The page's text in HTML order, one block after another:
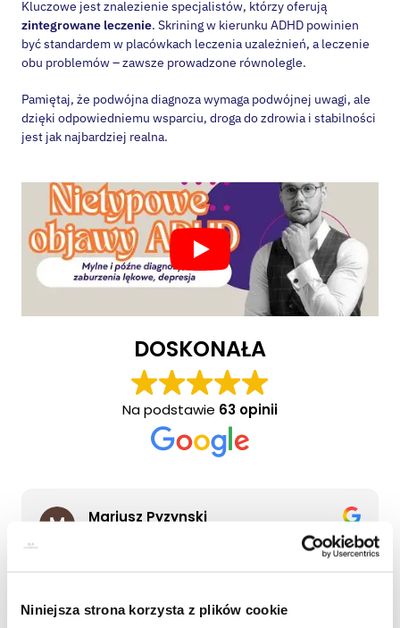
Niniejsza strona korzysta z plików cookie
zintegrowane leczenie. Skrining w kierunku ADHD powinien
być standardem w placówkach leczenia uzależnień, a leczenie
obu problemów – zawsze prowadzone równolegle.
dzięki odpowiedniemu wsparciu, droga do zdrowia i stabilności
jest jak najbardziej realna.
Na podstawie 63 opinii
1 miesiąc temu
Przechodziłem proces diagnostyczny ADHD u
całego doświadczenia. Proces był